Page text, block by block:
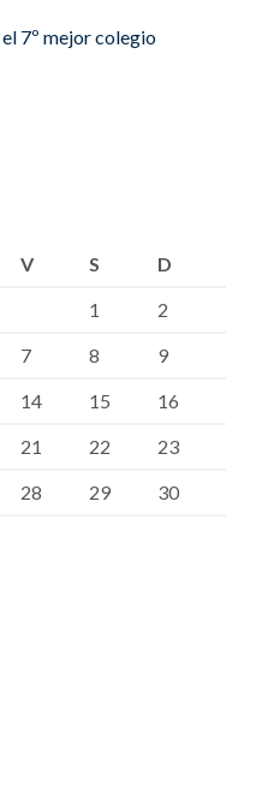
7º mejor colegio
V S
D
1
2
7 8
9
14 15
16
21 22
23
28 29
30